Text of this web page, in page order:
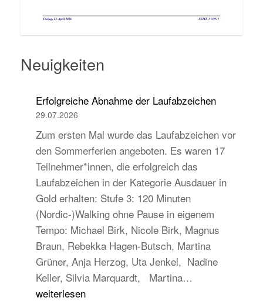
Neuigkeiten
Erfolgreiche Abnahme der Laufabzeichen
29.07.2026
Zum ersten Mal wurde das Laufabzeichen vor
den Sommerferien angeboten. Es waren 17
Teilnehmer*innen, die erfolgreich das
Laufabzeichen in der Kategorie Ausdauer in
Gold erhalten: Stufe 3: 120 Minuten
(Nordic-)Walking ohne Pause in eigenem
Tempo: Michael Birk, Nicole Birk, Magnus
Braun, Rebekka Hagen-Butsch, Martina
Grüner, Anja Herzog, Uta Jenkel, Nadine
Keller, Silvia Marquardt, Martina…
weiterlesen